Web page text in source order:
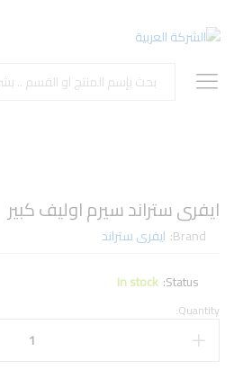
ايفرى ستراند سيرم اوليف كبير
Brand: ايفرى ستراند
Status:
In stock
Quantity: